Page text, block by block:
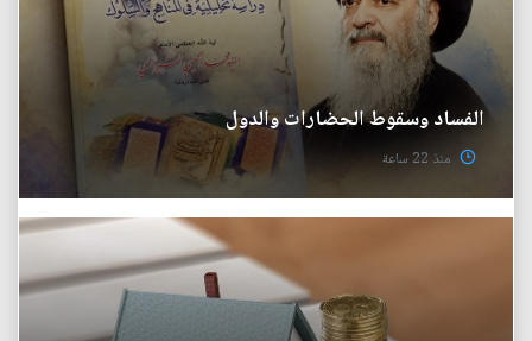
الفساد وسقوط الحضارات والدول
منذ 22 ساعة